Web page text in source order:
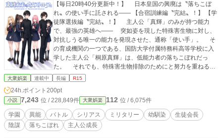
【毎日20時40分更新中！】 日本皇国の興廃は〝落ちこぼ
れ〟の使い手に託される―― 【合宿訓練編〝完結〟！】 【学
徒隊選抜編〝完結〟！】 主人公「真輝」のみが持つ能力
で、最強の英雄へ―― 突如姿を現した特殊害生物に対し、
対抗しうる唯一の能力を発現させた、通称「使い手」。 そ
の育成機関の一つである、国防大学付属特務科高等学校に入
学した主人公「桐原真輝」は、低能力者の落ちこぼれだっ
た。 それでも、特殊害生物排除のためにと努力を重ねる真
輝の実力は、対人戦闘に関して卓越したものがあったのだ。
め、真輝は強さを求めていく。 これは、低能力者の烙印を
押された少年が、人類を救う英雄になるまでの物語。 ※この
物語はフィクションであり、実在の人物・団体とは一切関係
ありません。 ※当作品内において、昨今では差別的や不適切
とされる語句や表現がありますが、作品の独自性と世界観を
大衆娯楽 連載中 長編 R15
24h.ポイント 200pt
小説 7,243 位 / 228,849件 大衆娯楽 112 位 / 6,075件
学園 異能 バトル シリアス ミリタリー 幼馴染
生徒会長
陰謀
落ちこぼれ 主人公成長